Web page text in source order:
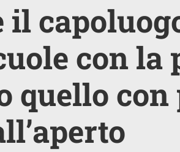
il
con la
quello con